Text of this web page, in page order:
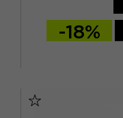
-18%